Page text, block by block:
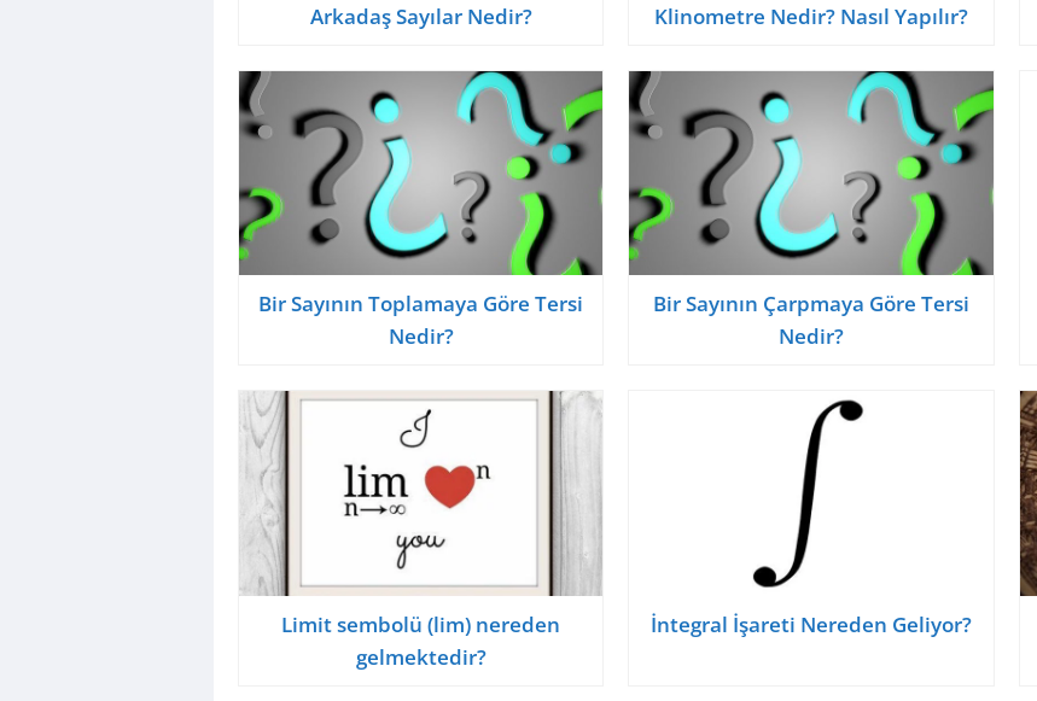
Arkadaş Sayılar Nedir? Klinometre Nedir? Nasıl Yapılır?
Bir Sayının Toplamaya Göre Tersi
Nedir?
Bir Sayının Çarpmaya Göre Tersi
Nedir?
Limit sembolü (lim) nereden
gelmektedir?
İntegral İşareti Nereden Geliyor?